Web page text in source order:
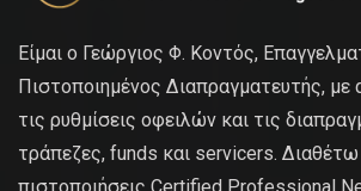
Είμαι ο Γεώργιος Φ. Κοντός,
Πιστοποιημένος Διαπραγματευτής, με
τις ρυθμίσεις οφειλών και τις
τράπεζες, funds και servicers. Διαθέτω